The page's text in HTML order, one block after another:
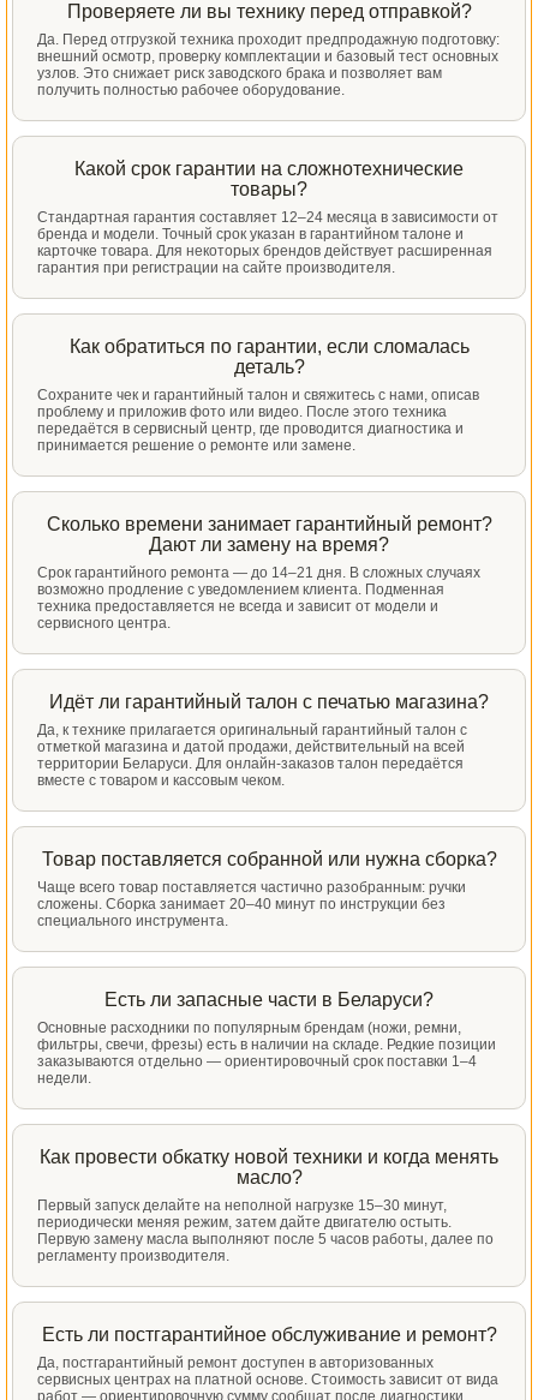
Проверяете ли вы технику перед отправкой?
Да. Перед отгрузкой техника проходит предпродажную подготовку:
внешний осмотр, проверку комплектации и базовый тест основных
узлов. Это снижает риск заводского брака и позволяет вам
получить полностью рабочее оборудование.
Какой срок гарантии на сложнотехнические
товары?
Стандартная гарантия составляет 12–24 месяца в зависимости от
бренда и модели. Точный срок указан в гарантийном талоне и
карточке товара. Для некоторых брендов действует расширенная
гарантия при регистрации на сайте производителя.
Как обратиться по гарантии, если сломалась
деталь?
Сохраните чек и гарантийный талон и свяжитесь с нами, описав
проблему и приложив фото или видео. После этого техника
передаётся в сервисный центр, где проводится диагностика и
принимается решение о ремонте или замене.
Сколько времени занимает гарантийный ремонт?
Дают ли замену на время?
Срок гарантийного ремонта — до 14–21 дня. В сложных случаях
возможно продление с уведомлением клиента. Подменная
техника предоставляется не всегда и зависит от модели и
сервисного центра.
Идёт ли гарантийный талон с печатью магазина?
Да, к технике прилагается оригинальный гарантийный талон с
отметкой магазина и датой продажи, действительный на всей
территории Беларуси. Для онлайн-заказов талон передаётся
вместе с товаром и кассовым чеком.
Товар поставляется собранной или нужна сборка?
Чаще всего товар поставляется частично разобранным: ручки
сложены. Сборка занимает 20–40 минут по инструкции без
специального инструмента.
Есть ли запасные части в Беларуси?
Основные расходники по популярным брендам (ножи, ремни,
фильтры, свечи, фрезы) есть в наличии на складе. Редкие позиции
заказываются отдельно — ориентировочный срок поставки 1–4
недели.
Как провести обкатку новой техники и когда менять
масло?
Первый запуск делайте на неполной нагрузке 15–30 минут,
периодически меняя режим, затем дайте двигателю остыть.
Первую замену масла выполняют после 5 часов работы, далее по
регламенту производителя.
Есть ли постгарантийное обслуживание и ремонт?
Да, постгарантийный ремонт доступен в авторизованных
сервисных центрах на платной основе. Стоимость зависит от вида
работ — ориентировочную сумму сообщат после диагностики.